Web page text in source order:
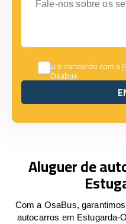
Li e concordo com a
Osabus
Aluguer de
Com a OsaBus,
autocarros em Estugarda-